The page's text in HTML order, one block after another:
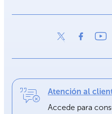
Atención al
Accede para